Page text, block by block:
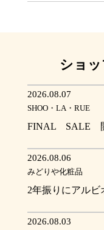
ショ
2026.08.07
SHOO・LA・RUE
FINAL SALE
2026.08.06
みどりや化粧品
2年振りにアル
2026.08.03